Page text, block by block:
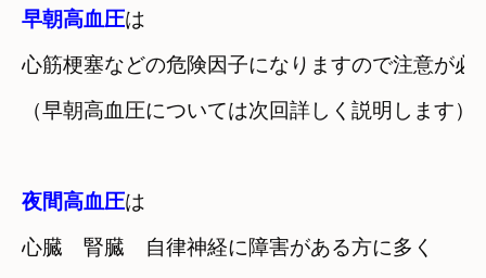
早朝高血圧は
心筋梗塞などの危険因子になりますので注意が必
（早朝高血圧については次回詳しく説明します）
夜間高血圧は
心臓　腎臓　自律神経に障害がある方に多く